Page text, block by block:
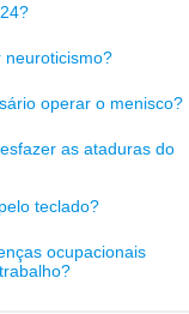
neuroticismo?
operar o menisco?
as ataduras do
teclado?
ocupacionais